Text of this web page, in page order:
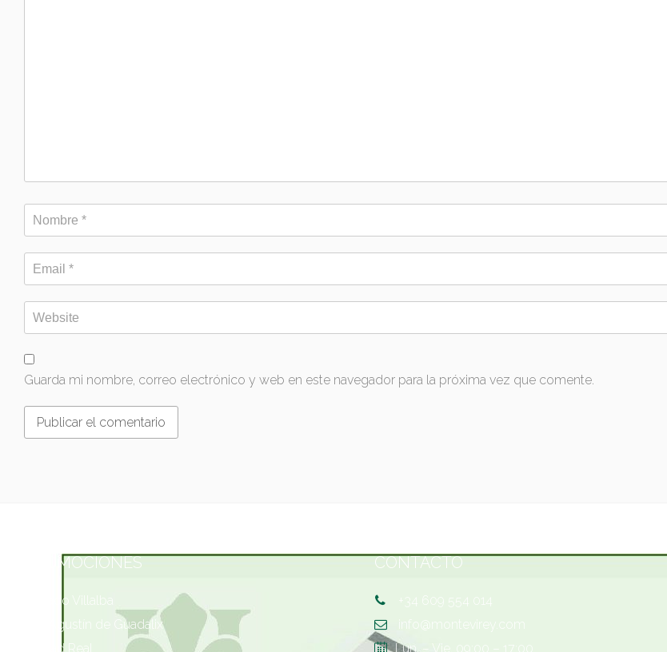
Guarda mi nombre, correo electrónico y web en este navegador para la próxima vez que comente.
PROMOCIONES
Collado Villalba
San Agustín de Guadalix
Ciudad Real
CONTACTO
+34 609 554 014
info@montevirey.com
Lun. – Vie. 09:00 – 17:00